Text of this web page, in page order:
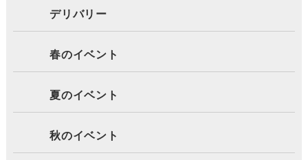
デリバリー
春のイベント
夏のイベント
秋のイベント